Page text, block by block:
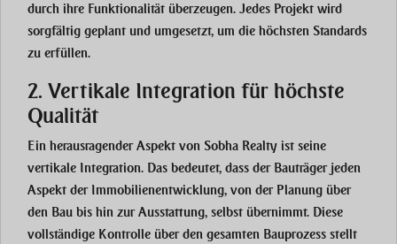
durch ihre Funktionalität überzeugen. Jedes Projekt wird
sorgfältig geplant und umgesetzt, um die höchsten Standards
zu erfüllen.
2. Vertikale Integration für höchste
Qualität
Ein herausragender Aspekt von Sobha Realty ist seine
vertikale Integration. Das bedeutet, dass der Bauträger jeden
Aspekt der Immobilienentwicklung, von der Planung über
den Bau bis hin zurAusstattung, selbst übernimmt. Diese
vollständige Kontrolle über den gesamten Bauprozess stellt